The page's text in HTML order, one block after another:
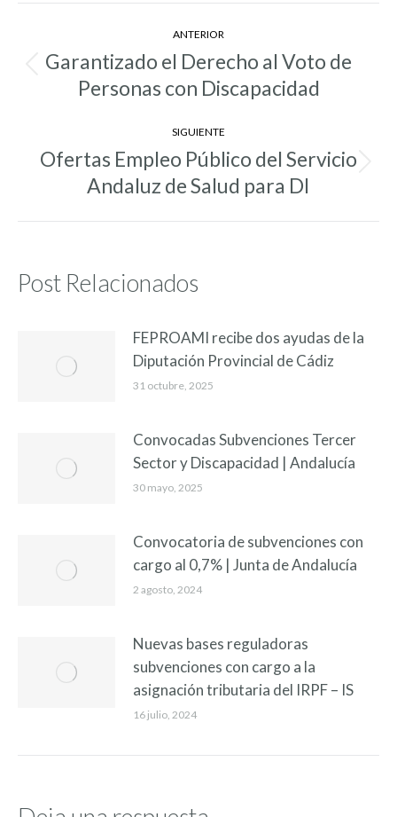
Navegación
entre
entradas
ANTERIOR
Entrada
anterior:
Garantizado el Derecho al Voto de
Personas con Discapacidad
SIGUIENTE
Entrada
siguiente:
Ofertas Empleo Público del Servicio
Andaluz de Salud para DI
Post Relacionados
FEPROAMI recibe dos ayudas de la
Diputación Provincial de Cádiz
31 octubre, 2025
Convocadas Subvenciones Tercer
Sector y Discapacidad | Andalucía
30 mayo, 2025
Convocatoria de subvenciones con
cargo al 0,7% | Junta de Andalucía
2 agosto, 2024
Nuevas bases reguladoras
subvenciones con cargo a la
asignación tributaria del IRPF – IS
16 julio, 2024